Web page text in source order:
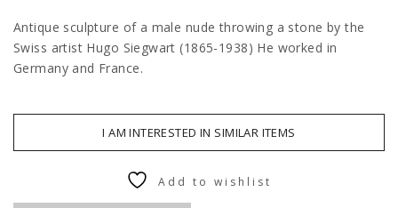
Antique sculpture of a male nude throwing a stone by the
Swiss artist Hugo Siegwart (1865-1938) He worked in
Germany and France.
I AM INTERESTED IN SIMILAR ITEMS
Add to wishlist